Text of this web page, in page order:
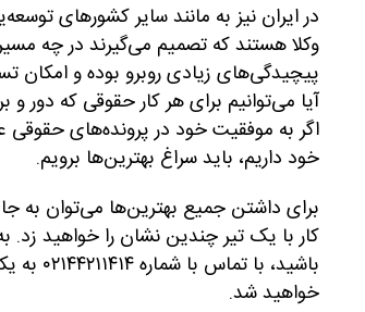
در ایران نیز به مانند سایر کشورهای
وکلا هستند که تصمیم می‌گیرند در چه
پیچیدگی‌های زیادی روبرو بوده و امکان
آیا می‌توانیم برای هر کار حقوقی که دور
اگر به موفقیت خود در پرونده‌های حقوقی
خود داریم، باید سراغ بهترین‌ها برویم.
برای داشتن جمیع بهترین‌ها می‌توان به
کار با یک تیر چندین نشان را خواهید زد.
خواهید شد.